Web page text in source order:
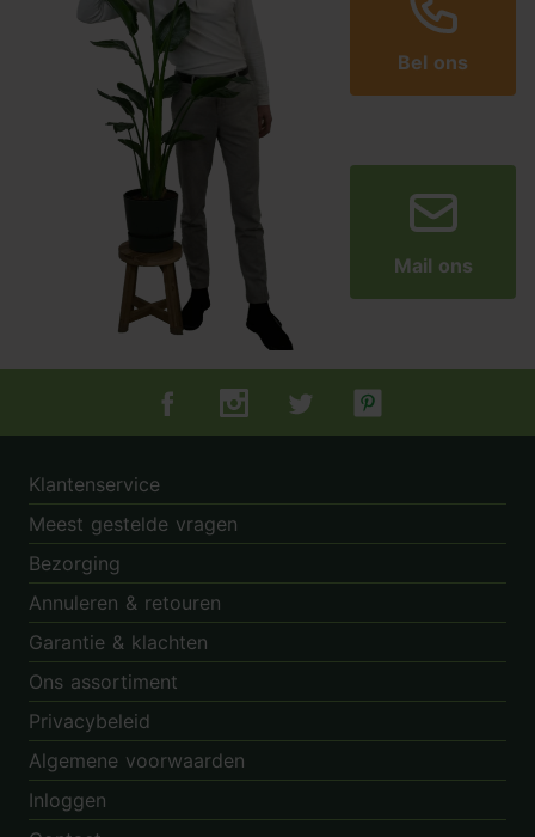
Bel ons
Mail ons
Tuincentrum.nl op Facebook
Tuincentrum.nl op Instagram
Tuincentrum.nl op Twitter
Tuincentrum.nl op
Klantenservice
Meest gestelde vragen
Bezorging
Annuleren & retouren
Garantie & klachten
Ons assortiment
Privacybeleid
Algemene voorwaarden
Inloggen